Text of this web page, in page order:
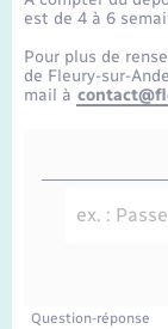
Etat-civil -
Mariage –
Recensement
Loisirs
Transports
Travaux -
public
Compétences
La
est de 4 à 6
Pour plus de
de Fleury-sur-
mail à
Question-réponse